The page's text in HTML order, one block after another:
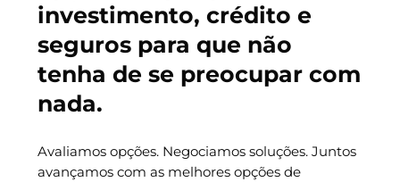
investimento, crédito e
seguros para que não
tenha de se preocupar com
nada.
Avaliamos opções. Negociamos soluções. Juntos
avançamos com as melhores opções de